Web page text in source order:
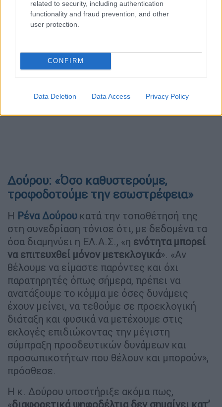
related to security, including authentication
functionality and fraud prevention, and other
user protection.
CONFIRM
Data Deletion Data Access Privacy Policy
και Τρύφων Αλεξιάδης, κατηγόρησαν ευθέως
τον πρόεδρο του κόμματος ότι, «
Δούρου: «Όσο καθυστερούμε,
τροφοδοτούμε την εσωστρέφεια»
Η Ρένα Δούρου κατά την τοποθέτησή της
στη συνεδρίαση τόνισε ότι, με δεδομένα τα
όσα διαμηνύει η ΕΛ.Α.Σ., «η ενότητα μπορεί
να επιτευχθεί μόνον μετεκλογικά». «Αν
θέλουμε να είμαστε παρόντες και όχι
παρατηρητές όπως σήμερα, πρέπει να
ανατάξουμε το κόμμα με όσες δυνάμεις
έχουν μείνει, να τεθούμε σε προεκλογική
διάταξη και φυσικά να μετέχουμε στις
εκλογές επιδιώκοντας την μέγιστη
σύμπραξη προοδευτικών δυνάμεων και
προσωπικοτήτων που θέλουν και μπορούν»,
πρόσθεσε.
Η κ. Δούρου υποστήριξε ακόμα πως,
«διαφορετικά ψηφοδέλτια δεν σημαίνει κατ’